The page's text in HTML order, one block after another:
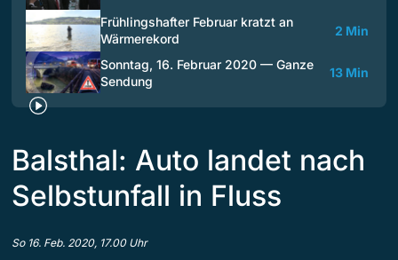
Frühlingshafter Februar kratzt an
Wärmerekord
2 Min
Sonntag, 16. Februar 2020 — Ganze
Sendung
13 Min
Balsthal: Auto landet nach
Selbstunfall in Fluss
So 16. Feb. 2020, 17.00 Uhr